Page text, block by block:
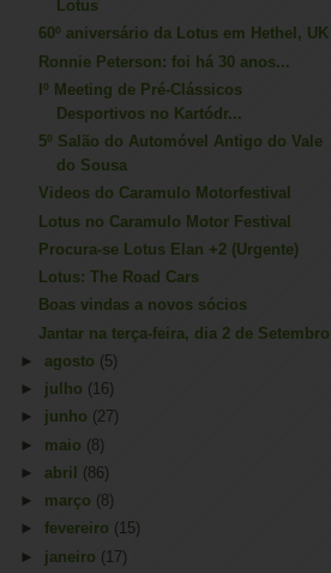
Lotus
60º aniversário da Lotus em Hethel, UK
Ronnie Peterson: foi há 30 anos...
Iº Meeting de Pré-Clássicos
Desportivos no Kartódr...
5º Salão do Automóvel Antigo do Vale
do Sousa
Videos do Caramulo Motorfestival
Lotus no Caramulo Motor Festival
Procura-se Lotus Elan +2 (Urgente)
Lotus: The Road Cars
Boas vindas a novos sócios
Jantar na terça-feira, dia 2 de Setembro
► agosto (5)
► julho (16)
► junho (27)
► maio (8)
► abril (86)
► março (8)
► fevereiro (15)
► janeiro (17)